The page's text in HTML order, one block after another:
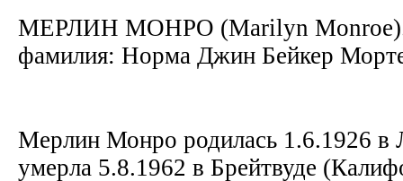
МЕРЛИН МОНРО (Marilyn Monroe).
фамилия: Норма Джин Бейкер
Мерлин Монро родилась 1.6.1926 в
умерла 5.8.1962 в Брейтвуде